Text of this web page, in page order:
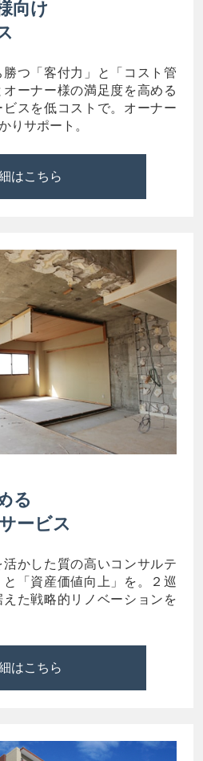
向け
勝つ「客付力」と「コスト管
ーナー様の満足度を高める
スを低コストで。オーナー
りサポート。
はこちら
る
ービス
かした質の高いコンサルテ
「資産価値向上」を。２巡
た戦略的リノベーションを
はこちら